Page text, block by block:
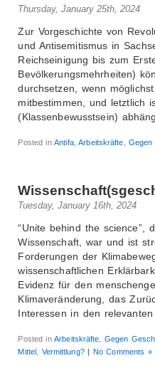
Thursday, January 25th, 2024
Zur Vorgeschichte von
und Antisemitismus in
Reichseinigung bis zum
Bevölkerungsmehrheiten)
durchsetzen, wenn
mitbestimmen, und letztlich
(Klassenbewusstsein)
Posted inAntifa,Arbeitskräfte ,Gegen
Tuesday, January 16th, 2024
“Unite behind the science”,
Wissenschaft, war und ist
Forderungen der
wissenschaftlichen
Evidenz für den
Klimaveränderung, das
Interessen in den
Posted inArbeitskräfte Gegen
Mittel
Vermittlung? | No Comments »